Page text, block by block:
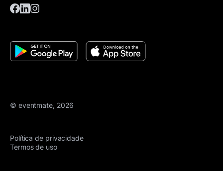
© eventmate, 2026
Política de privacidade
Termos de uso